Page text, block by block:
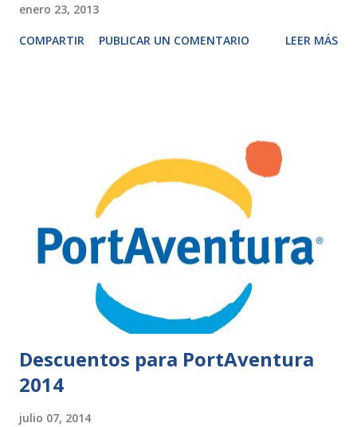
enero 23, 2013
COMPARTIR PUBLICAR UN COMENTARIO LEER MÁS
Descuentos para PortAventura
2014
julio 07, 2014